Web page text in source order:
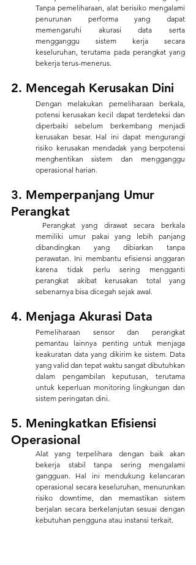
Tanpa pemeliharaan, alat berisiko mengalami
penurunan performa yang dapat
memengaruhi akurasi data serta
mengganggu sistem kerja secara
keseluruhan, terutama pada perangkat yang
bekerja terus-menerus.
2. Mencegah Kerusakan Dini
Dengan melakukan pemeliharaan berkala,
potensi kerusakan kecil dapat terdeteksi dan
diperbaiki sebelum berkembang menjadi
kerusakan besar. Hal ini dapat mengurangi
risiko kerusakan mendadak yang berpotensi
menghentikan sistem dan mengganggu
operasional harian.
3. Memperpanjang Umur
Perangkat
Perangkat yang dirawat secara berkala
memiliki umur pakai yang lebih panjang
dibandingkan yang dibiarkan tanpa
perawatan. Ini membantu efisiensi anggaran
karena tidak perlu sering mengganti
perangkat akibat kerusakan total yang
sebenarnya bisa dicegah sejak awal.
4. Menjaga Akurasi Data
Pemeliharaan sensor dan perangkat
pemantau lainnya penting untuk menjaga
keakuratan data yang dikirim ke sistem. Data
yang valid dan tepat waktu sangat dibutuhkan
dalam pengambilan keputusan, terutama
untuk keperluan monitoring lingkungan dan
sistem peringatan dini.
5. Meningkatkan Efisiensi
Operasional
Alat yang terpelihara dengan baik akan
bekerja stabil tanpa sering mengalami
gangguan. Hal ini mendukung kelancaran
operasional secara keseluruhan, menurunkan
risiko downtime, dan memastikan sistem
berjalan secara berkelanjutan sesuai dengan
kebutuhan pengguna atau instansi terkait.